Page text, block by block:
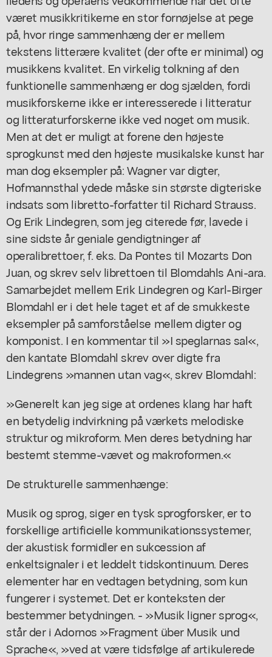
været musikkritikerne en stor fornøjelse at pege
på, hvor ringe sammenhæng der er mellem
tekstens litterære kvalitet (der ofte er minimal) og
musikkens kvalitet. En virkelig tolkning af den
funktionelle sammenhæng er dog sjælden, fordi
musikforskerne ikke er interesserede i litteratur
og litteraturforskerne ikke ved noget om musik.
Men at det er muligt at forene den højeste
sprogkunst med den højeste musikalske kunst har
man dog eksempler på: Wagner var digter,
Hofmannsthal ydede måske sin største digteriske
indsats som libretto-forfatter til Richard Strauss.
Og Erik Lindegren, som jeg citerede før, lavede i
sine sidste år geniale gendigtninger af
operalibrettoer, f. eks. Da Pontes til Mozarts Don
Juan, og skrev selv librettoen til Blomdahls Ani-ara.
Samarbejdet mellem Erik Lindegren og Karl-Birger
Blomdahl er i det hele taget et af de smukkeste
eksempler på samforståelse mellem digter og
komponist. I en kommentar til »I speglarnas sal«,
den kantate Blomdahl skrev over digte fra
Lindegrens »mannen utan vag«, skrev Blomdahl:
»Generelt kan jeg sige at ordenes klang har haft
en betydelig indvirkning på værkets melodiske
struktur og mikroform. Men deres betydning har
bestemt stemme-vævet og makroformen.«
De strukturelle sammenhænge:
Musik og sprog, siger en tysk sprogforsker, er to
forskellige artificielle kommunikationssystemer,
der akustisk formidler en sukcession af
enkeltsignaler i et leddelt tidskontinuum. Deres
elementer har en vedtagen betydning, som kun
fungerer i systemet. Det er konteksten der
bestemmer betydningen. - »Musik ligner sprog«,
står der i Adornos »Fragment über Musik und
Sprache«, »ved at være tidsfølge af artikulerede